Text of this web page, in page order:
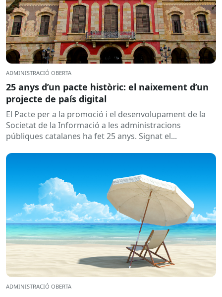
ADMINISTRACIÓ OBERTA
25 anys d’un pacte històric: el naixement d’un
projecte de país digital
El Pacte per a la promoció i el desenvolupament de la
Societat de la Informació a les administracions
públiques catalanes ha fet 25 anys. Signat el...
ADMINISTRACIÓ OBERTA